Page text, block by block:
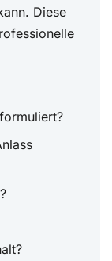
Diese